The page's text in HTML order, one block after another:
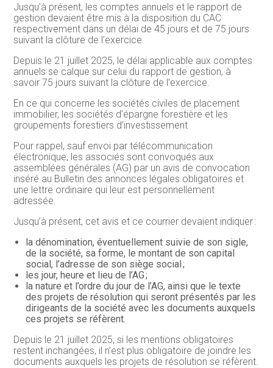
Jusqu’à présent, les comptes annuels et le rapport de
gestion devaient être mis à la disposition du CAC
respectivement dans un délai de 45 jours et de 75 jours
suivant la clôture de l’exercice.
Depuis le 21 juillet 2025, le délai applicable aux comptes
annuels se calque sur celui du rapport de gestion, à
savoir 75 jours suivant la clôture de l’exercice.
En ce qui concerne les sociétés civiles de placement
immobilier, les sociétés d’épargne forestière et les
groupements forestiers d’investissement
Pour rappel, sauf envoi par télécommunication
électronique, les associés sont convoqués aux
assemblées générales (AG) par un avis de convocation
inséré au Bulletin des annonces légales obligatoires et
une lettre ordinaire qui leur est personnellement
adressée.
Jusqu’à présent, cet avis et ce courrier devaient indiquer :
la dénomination, éventuellement suivie de son sigle,
de la société, sa forme, le montant de son capital
social, l’adresse de son siège social ;
les jour, heure et lieu de l’AG ;
la nature et l’ordre du jour de l’AG, ainsi que le texte
des projets de résolution qui seront présentés par les
dirigeants de la société avec les documents auxquels
ces projets se réfèrent.
Depuis le 21 juillet 2025, si les mentions obligatoires
restent inchangées, il n’est plus obligatoire de joindre les
documents auxquels les projets de résolution se réfèrent.